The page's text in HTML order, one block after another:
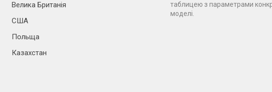
Велика Британія
США
Польща
Казахстан
таблицею з параметрами
моделі.